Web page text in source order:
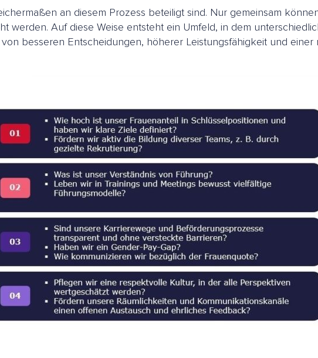
an diesem Prozess beteiligt sind. Nur gemeinsam
werden. Auf diese Weise entsteht ein Umfeld, in dem
besseren Entscheidungen, höherer Leistungsfähigkeit und einer